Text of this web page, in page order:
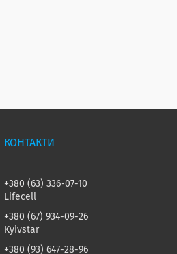
+380 (63) 336-07-10
Lifecell
+380 (67) 934-09-26
Kyivstar
+380 (93) 647-28-96